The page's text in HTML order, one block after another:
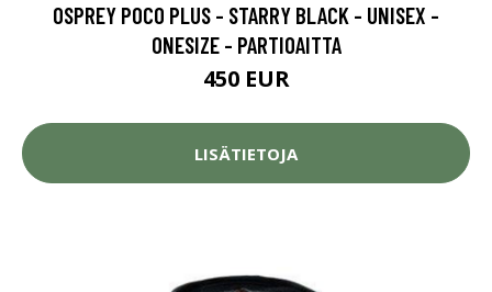
OSPREY POCO PLUS - STARRY BLACK - UNISEX -
ONESIZE - PARTIOAITTA
450 EUR
LISÄTIETOJA